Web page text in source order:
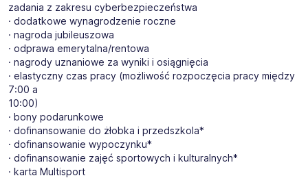
zadania z zakresu cyberbezpieczeństwa
· dodatkowe wynagrodzenie roczne
· nagroda jubileuszowa
· odprawa emerytalna/rentowa
· nagrody uznaniowe za wyniki i osiągnięcia
· elastyczny czas pracy (możliwość rozpoczęcia pracy między
7:00 a
10:00)
· bony podarunkowe
· dofinansowanie do żłobka i przedszkola*
· dofinansowanie wypoczynku*
· dofinansowanie zajęć sportowych i kulturalnych*
· karta Multisport